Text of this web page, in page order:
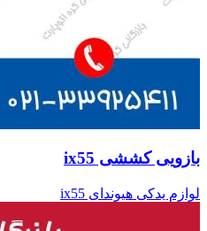
بازویی کششی ix55
لوازم یدکی هیوندای ix55